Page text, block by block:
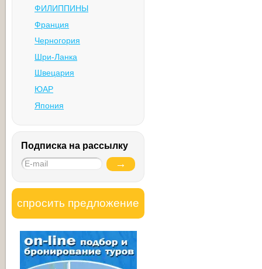
ФИЛИППИНЫ
Франция
Черногория
Шри-Ланка
Швецария
ЮАР
Япония
Подписка на рассылку
спросить предложение